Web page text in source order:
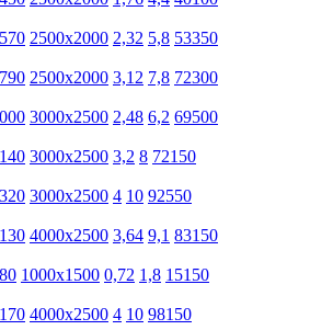
2500х2000 2,32 5,8 53350
2500х2000 3,12 7,8 72300
3000х2500 2,48 6,2 69500
3000х2500 3,2 8 72150
3000х2500 4 10 92550
4000х2500 3,64 9,1 83150
1000х1500 0,72 1,8 15150
4000х2500 4 10 98150